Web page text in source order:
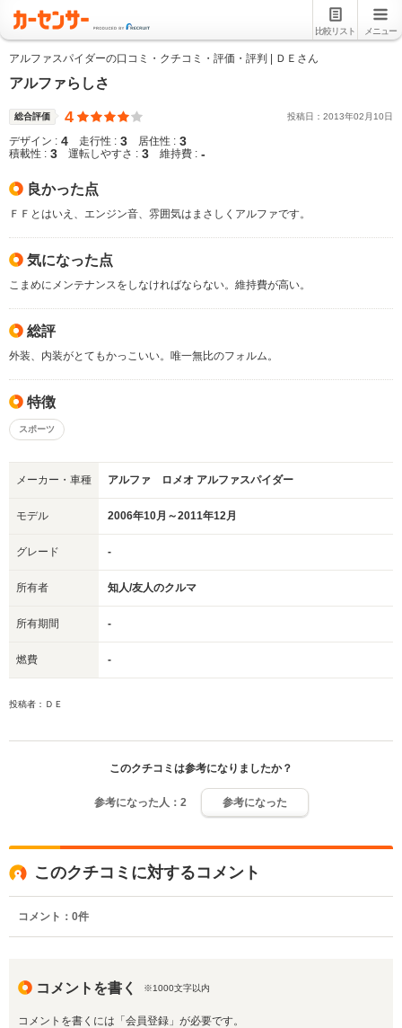
比較リスト メニュー
アルファスパイダーの口コミ・クチコミ・評価・評判 | ＤＥさん
アルファらしさ
総合評価 4 投稿日： 2013年02 月 10日
デザイン : 4 走行性 : 3 居住性 : 3
積載性 : 3 運転しやすさ : 3 維持費 : -
良かった点
ＦＦとはいえ、エンジン音、雰囲気はまさしくアルファです。
気になった点
こまめにメンテナンスをしなければならない。維持費が高い。
総評
外装、内装がとてもかっこいい。唯一無比のフォルム。
特徴
スポーツ
メーカー・車種 アルファ ロメオ アルファスパイダー
モデル 2006年10月～2011年12月
グレード -
所有者 知人/友人のクルマ
所有期間 -
燃費 -
投稿者：ＤＥ
このクチコミは参考になりましたか？
参考になった人： 2 参考になった
このクチコミに対するコメント
コメント： 0件
コメントを書く ※1000文字以内
コメントを書くには「会員登録」が必要です。